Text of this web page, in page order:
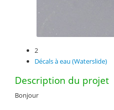
2
Décals à eau (Waterslide)
Description du projet
Bonjour